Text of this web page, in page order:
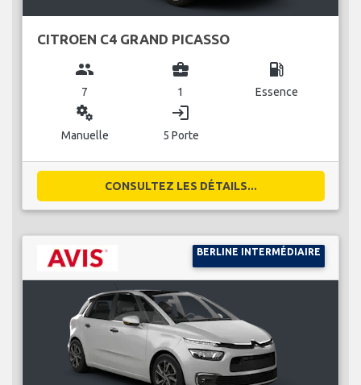
CITROEN C4 GRAND PICASSO
group
7
business_center
1
local_gas_station
Essence
miscellaneous_services
Manuelle
login
5 Porte
CONSULTEZ LES DÉTAILS...
BERLINE INTERMÉDIAIRE